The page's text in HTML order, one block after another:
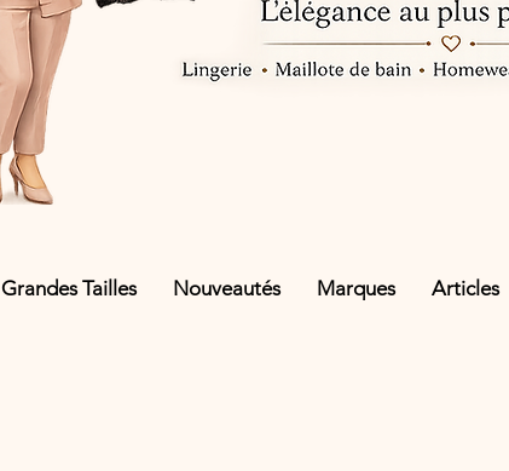
Grandes Tailles Nouveautés Marques Articles